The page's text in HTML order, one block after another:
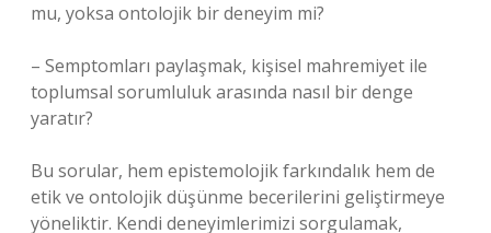
mu, yoksa ontolojik bir deneyim mi?
– Semptomları paylaşmak, kişisel mahremiyet ile
toplumsal sorumluluk arasında nasıl bir denge
yaratır?
Bu sorular, hem epistemolojik farkındalık hem de
etik ve ontolojik düşünme becerilerini geliştirmeye
yöneliktir. Kendi deneyimlerimizi sorgulamak,